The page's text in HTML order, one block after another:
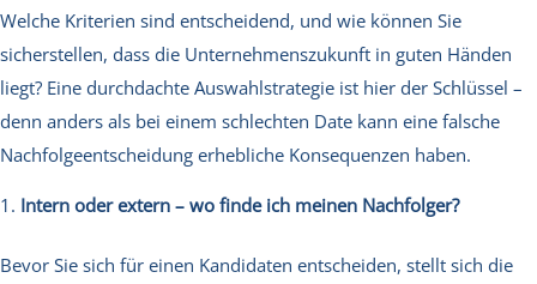
Welche Kriterien sind entscheidend, und wie können Sie
sicherstellen, dass die Unternehmenszukunft in guten Händen
liegt? Eine durchdachte Auswahlstrategie ist hier der Schlüssel –
denn anders als bei einem schlechten Date kann eine falsche
Nachfolgeentscheidung erhebliche Konsequenzen haben.
Intern oder extern – wo finde ich meinen Nachfolger?
Bevor Sie sich für einen Kandidaten entscheiden, stellt sich die